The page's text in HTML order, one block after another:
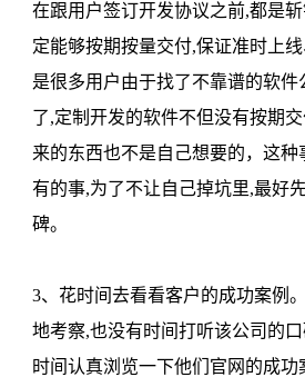
在跟用户签订开发协议之前,都是
定能够按期按量交付,保证准时上
是很多用户由于找了不靠谱的软
了,定制开发的软件不但没有按期
来的东西也不是自己想要的，这种
有的事,为了不让自己掉坑里,最好
碑。
3、花时间去看看客户的成功案例
地考察,也没有时间打听该公司的
时间认真浏览一下他们官网的成